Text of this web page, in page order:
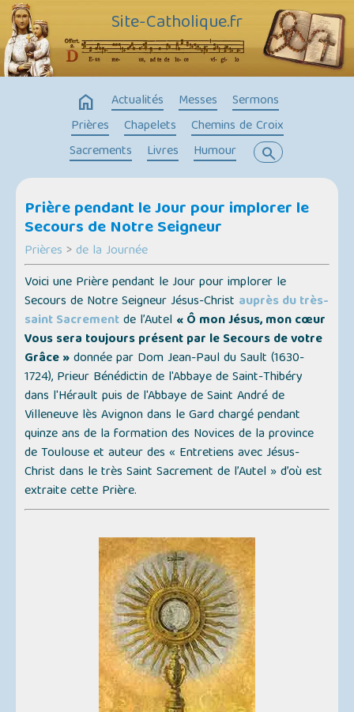
Site-Catholique.fr
home Actualités Messes
Sermons
Prières
Chapelets
Chemins de Croix
Sacrements
Livres Humour search
Prière pendant le Jour pour implorer le
Secours de Notre Seigneur
Prières > de la Journée
Voici une Prière pendant le Jour pour implorer le
Secours de Notre Seigneur Jésus-Christ auprès du très-
saint Sacrementde l’Autel « Ô mon Jésus, mon cœur
Vous sera toujours présent par le Secours de votre
Grâce »donnée par Dom Jean-Paul du Sault (1630-
1724), Prieur Bénédictin de l'Abbaye de Saint-Thibéry
dans l'Hérault puis de l'Abbaye de Saint André de
Villeneuve lès Avignon dans le Gard chargé pendant
quinze ans de la formation des Novices de la province
de Toulouse et auteur des« Entretiens avec Jésus-
Christ dans le très Saint Sacrement de l’Autel »d’où est
extraite cette Prière.